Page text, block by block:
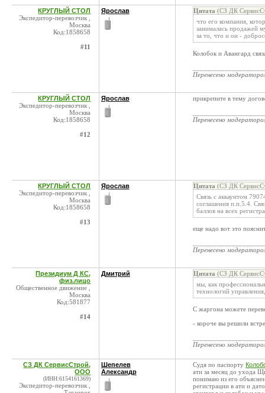
КРУГЛЫЙ СТОЛ
Экспедитор-перевозчик ,
Москва
Код:1858658
#11
Ярослав Цитата (СЗ ДК
что его компания,
занималась продажей
за то, что и он -
Колобок и Авангард
Перенесено
КРУГЛЫЙ СТОЛ
Экспедитор-перевозчик ,
Москва
Код:1858658
#12
Ярослав
прикрепите в тему
Перенесено
КРУГЛЫЙ СТОЛ
Экспедитор-перевозчик ,
Москва
Код:1858658
#13
Ярослав Цитата (СЗ ДК
Связь с аккаунтом
соглашения п.п.5.4.
баллов на всех
еще надо вот это
Перенесено
Президиум Д КС,
физ.лицо
Общественное движение ,
Москва
Код:581877
#14
Дмитрий Цитата (СЗ ДК
мы, как
технологий
С жаргона можете
- короче вы решили
Перенесено
СЗ ДК СервисСтрой,
ООО
(ИНН:6154161369)
Экспедитор-перевозчик ,
Шепелев
Александр
Судя по паспорту
ати за месяц до ухода
понимаю из его
регистрации в ати и